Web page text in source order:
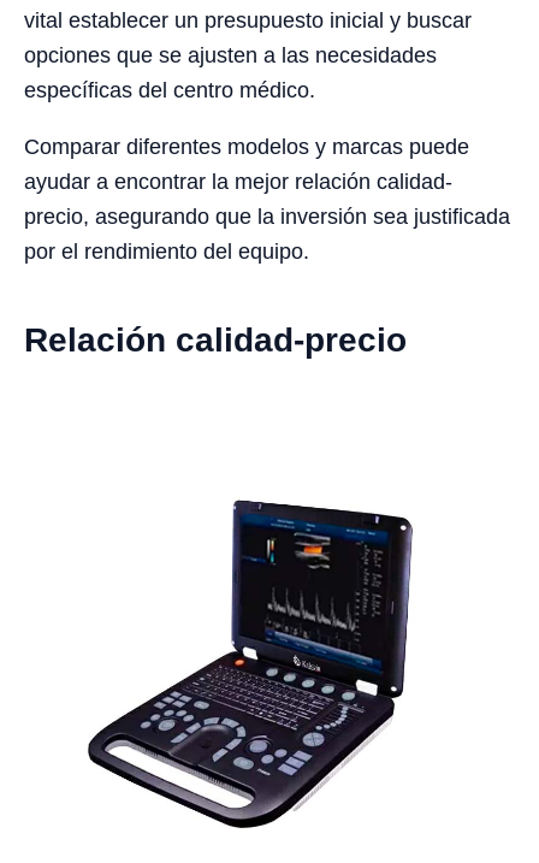
vital establecer un presupuesto inicial y buscar
opciones que se ajusten a las necesidades
específicas del centro médico.
Comparar diferentes modelos y marcas puede
ayudar a encontrar la mejor relación calidad-
precio, asegurando que la inversión sea justificada
por el rendimiento del equipo.
Relación calidad-precio